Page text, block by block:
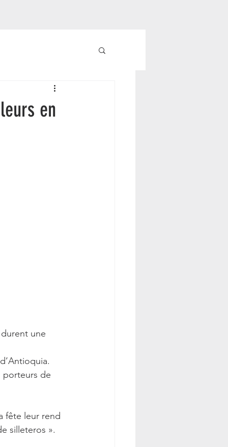
en
une
porteurs de
fête leur rend
silleteros ».